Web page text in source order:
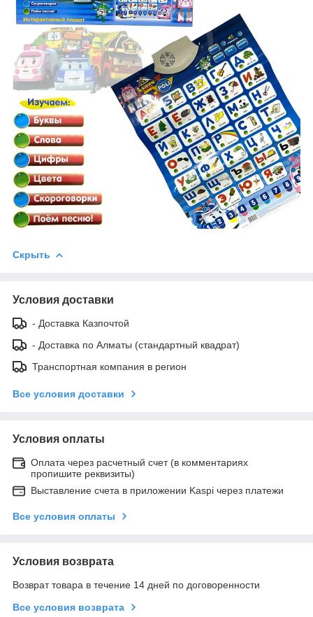
Скрыть
Условия доставки
- Доставка Казпочтой
- Доставка по Алматы (стандартный квадрат)
Транспортная компания в регион
Все условия доставки
Условия оплаты
Оплата через расчетный счет (в комментариях
пропишите реквизиты)
Выставление счета в приложении Kaspi через платежи
Все условия оплаты
Условия возврата
Возврат товара в течение 14 дней по договоренности
Все условия возврата